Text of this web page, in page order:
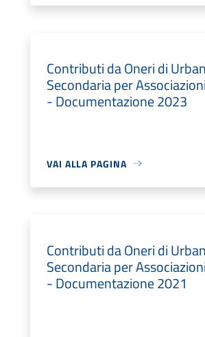
Contributi da Oneri di
Secondaria per
- Documentazione 2023
VAI ALLA PAGINA
Contributi da Oneri di
Secondaria per
- Documentazione 2021